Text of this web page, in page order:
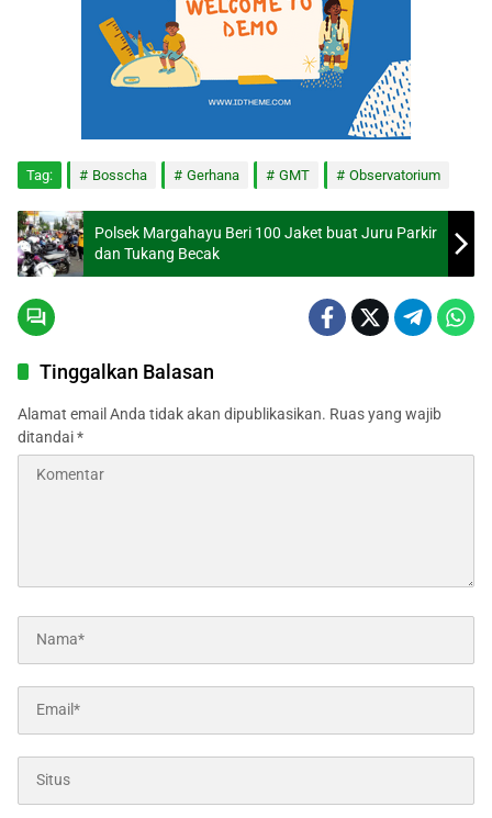
Tag: Bosscha Gerhana GMT Observatorium
Polsek Margahayu Beri 100 Jaket buat Juru Parkir
dan Tukang Becak
Tinggalkan Balasan
Alamat email Anda tidak akan dipublikasikan. Ruas yang wajib
ditandai*